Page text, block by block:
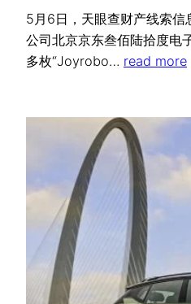
5月6日，天眼查财产线索信
公司北京京东叁佰陆拾度电
多枚“Joyrobo… read more